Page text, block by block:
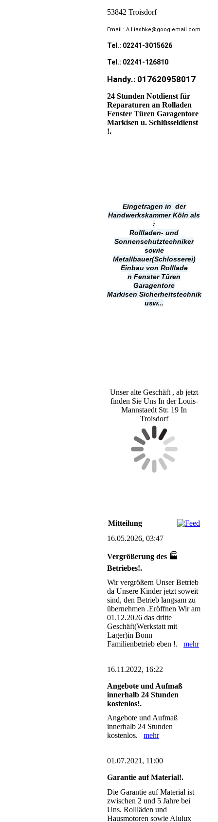
53842 Troisdorf
Email : A.Liashke@googlemail.com
Tel.: 02241-3015626
Tel.: 02241-126810
Handy.: 017620958017
24 Stunden Notdienst für
Reparaturen an Rolladen
Fenster Türen Garagentore
Markisen u. Schlüsseldienst
!.
Eingetragen in der
Handwerkskammer Köln als
:
Rollladen- und
Sonnenschutztechniker
sowie
Metallbauer(Schlosserei)
Einbau von Rolllade
nFenster Türen
Garagentore
Markisen Sicherheitstechnik
usw...
Unser alte Geschäft , ab jetzt
finden Sie Uns In der Louis-
Mannstaedt Str. 19 In
Troisdorf
Mitteilung
16.05.2026, 03:47
Vergrößerung des 🏭
Betriebes!.
Wir vergrößern Unser Betrieb
da Unsere Kinder jetzt soweit
sind, den Betrieb langsam zu
übernehmen .Eröffnen Wir am
01.12.2026 das dritte
Geschäft(Werkstatt mit
Lager)in Bonn
Familienbetrieb eben !.mehr
16.11.2022, 16:22
Angebote und Aufmaß
innerhalb 24 Stunden
kostenlos!.
Angebote und Aufmaß
innerhalb 24 Stunden
kostenlos.mehr
01.07.2021, 11:00
Garantie auf Material!.
Die Garantie auf Material ist
zwischen 2 und 5 Jahre bei
Uns. Rollläden und
Hausmotoren sowie Alulux